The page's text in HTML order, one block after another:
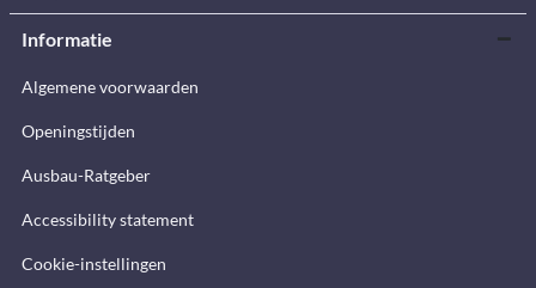
Informatie
Algemene voorwaarden
Openingstijden
Ausbau-Ratgeber
Accessibility statement
Cookie-instellingen